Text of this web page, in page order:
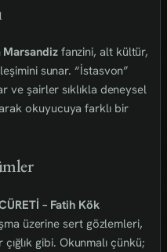
Marsandizfanzini, alt kültür,
sunar. “İstasvon”
ve şairler sıklıkla deneysel
okuyucuya farklı bir
– Fatih Kök
üzerine sert gözlemleri,
gibi. Okunmalı çünkü;